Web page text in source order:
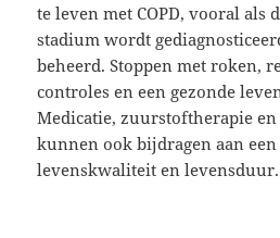
te leven met COPD, vooral als
stadium wordt
beheerd. Stoppen met roken,
controles en een gezonde
Medicatie, zuurstoftherapie
kunnen ook bijdragen aan een
levenskwaliteit en levensduur.